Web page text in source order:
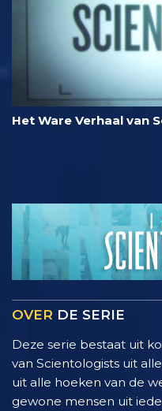
Het Ware Verhaal van
OVER DE SERIE
Deze serie bestaat uit
van Scientologists uit
uit alle hoeken van de
gewone mensen uit